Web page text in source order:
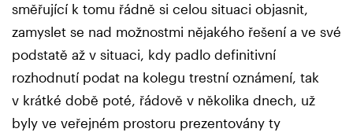
směřující k tomu řádně si celou situaci objasnit,
zamyslet se nad možnostmi nějakého řešení a ve své
podstatě až v situaci, kdy padlo definitivní
rozhodnutí podat na kolegu trestní oznámení, tak
v krátké době poté, řádově v několika dnech, už
byly ve veřejném prostoru prezentovány ty